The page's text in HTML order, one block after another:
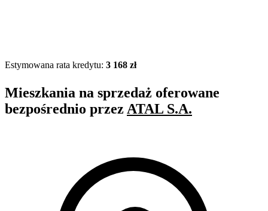
Estymowana rata kredytu: 3 168 zł
Mieszkania na sprzedaż oferowane
bezpośrednio przez ATAL S.A.